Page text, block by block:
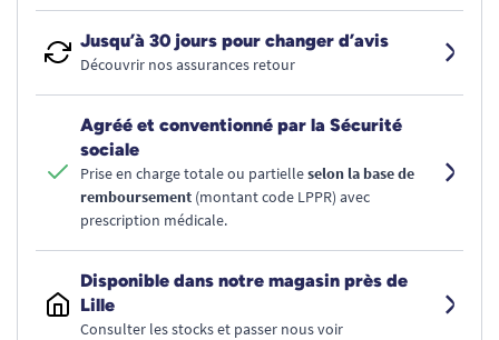
Jusqu’à 30 jours pour changer d’avis
Découvrir nos assurances retour
Agréé et conventionné par la Sécurité
sociale
Prise en charge totale ou partielleselon la base de
remboursement (montant code LPPR) avec
prescription médicale.
Disponible dans notre magasin près de
Lille
Consulter les stocks et passer nous voir